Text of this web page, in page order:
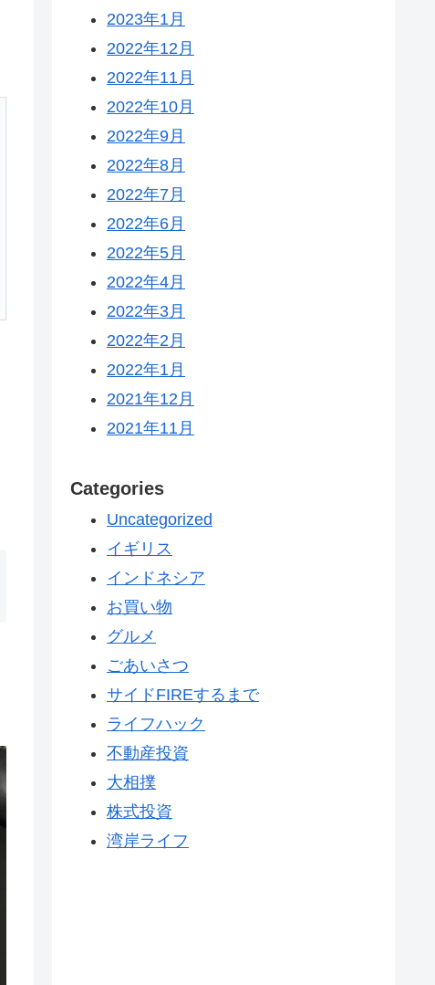
2023年1月
2022年12月
2022年11月
2022年10月
2022年9月
2022年8月
2022年7月
2022年6月
2022年5月
2022年4月
2022年3月
2022年2月
2022年1月
2021年12月
2021年11月
Categories
Uncategorized
イギリス
インドネシア
お買い物
グルメ
ごあいさつ
サイドFIREするまで
ライフハック
不動産投資
大相撲
株式投資
湾岸ライフ